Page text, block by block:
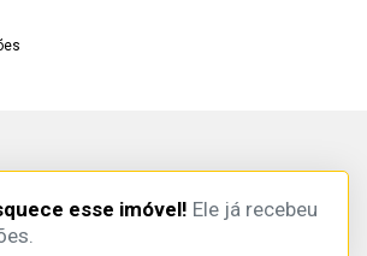
esse imóvel! Ele já recebeu